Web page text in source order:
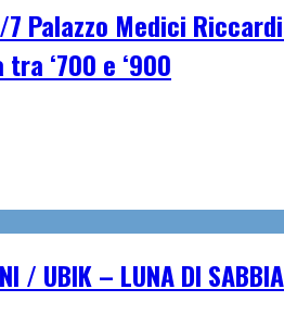
7 Palazzo Medici
‘700 e ‘900
/ UBIK – LUNA DI SABBIA